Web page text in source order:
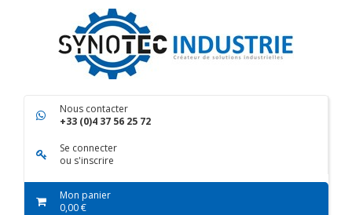
Nous contacter
+33 (0)4 37 56 25 72
Se connecter
ou s'inscrire
Mon panier
0,00 €